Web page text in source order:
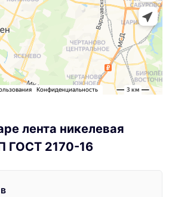
лента никелевая
ГОСТ 2170-16